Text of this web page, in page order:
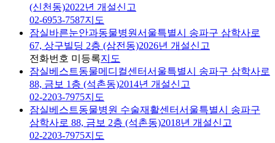
(신천동)2022년 개설신고
02-6953-7587지도
잠실바른눈안과동물병원서울특별시 송파구 삼학사로
67, 상구빌딩 2층 (삼전동)2026년 개설신고
전화번호 미등록지도
잠실베스트동물메디컬센터서울특별시 송파구 삼학사로
88, 금보 1층 (석촌동)2014년 개설신고
02-2203-7975지도
잠실베스트동물병원 수술재활센터서울특별시 송파구
삼학사로 88, 금보 2층 (석촌동)2018년 개설신고
02-2203-7975지도